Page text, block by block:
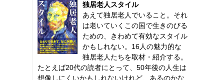
独居老人スタイル
あえて独居老人でいること。それ
は老いていくこの国で生きのびる
ための、きわめて有効なスタイル
かもしれない。16人の魅力的な
独居老人たちを取材・紹介する。
たとえば20代の読者にとって、50年後の人生は
想像しにくいかもしれないけれど、あるのかな